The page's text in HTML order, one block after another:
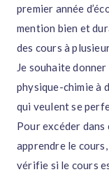
premier année
mention bien et
des cours à
Je souhaite
physique-chimie à
qui veulent se
Pour excéder dans
apprendre le
vérifie si le cours